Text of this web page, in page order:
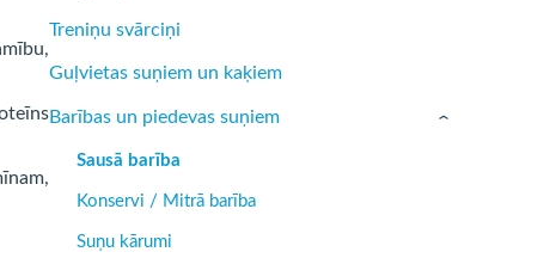
Treniņu svārciņi
Guļvietas suņiem un kaķiem
Barības un piedevas suņiem
Sausā barība
Konservi / Mitrā barība
Suņu kārumi
›